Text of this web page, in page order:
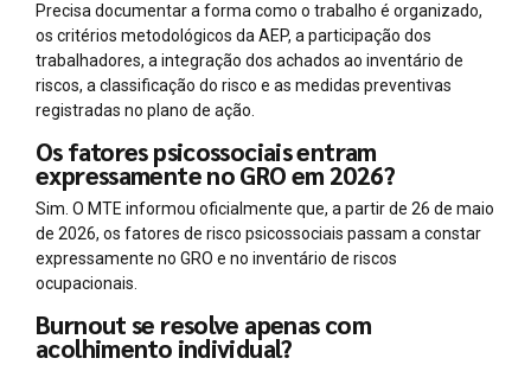
Precisa documentar a forma como o trabalho é organizado,
os critérios metodológicos da AEP, a participação dos
trabalhadores, a integração dos achados ao inventário de
riscos, a classificação do risco e as medidas preventivas
registradas no plano de ação.
Os fatores psicossociais entram
expressamente no GRO em 2026?
Sim. O MTE informou oficialmente que, a partir de 26 de maio
de 2026, os fatores de risco psicossociais passam a constar
expressamente no GRO e no inventário de riscos
ocupacionais.
Burnout se resolve apenas com
acolhimento individual?